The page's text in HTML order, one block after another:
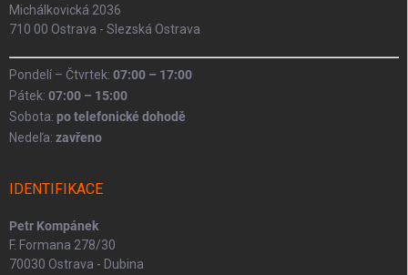
Michálkovická 2036
710 00 Ostrava - Slezská Ostrava
Pondelí – Čtvrtek: 07:00 – 17:00
Pátek: 07:00 – 15:00
Sobota: po telefonické dohodě
Nedeľa: zavřeno
IDENTIFIKACE
Petr Kompánek
F. Formana 278/30
70030 Ostrava - Dubina